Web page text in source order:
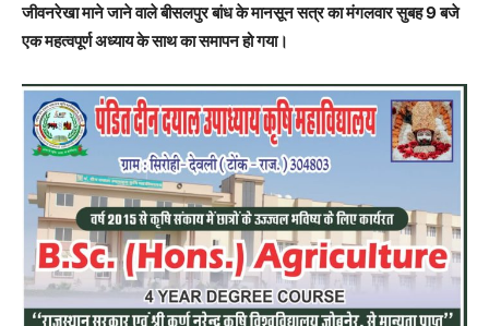
जीवनरेखा माने जाने वाले बीसलपुर बांध के मानसून सत्र का मंगलवार सुबह 9 बजे
एक महत्वपूर्ण अध्याय के साथ का समापन हो गया।